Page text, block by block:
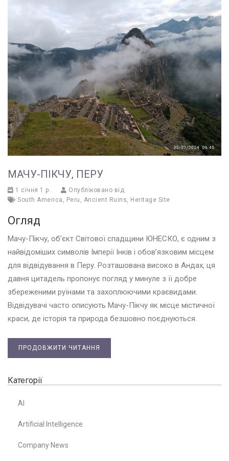
МАЧУ-ПІКЧУ, ПЕРУ
1 січня 1 р.
Опубліковано від
South America
Peru Ancient Ruins Heritage Site
Огляд
Мачу-Пікчу, об’єкт Світової спадщини ЮНЕСКО, є одним з
найвідоміших символів Імперії Інків і обов’язковим місцем
для відвідування в Перу. Розташована високо в Андах, ця
давня цитадель пропонує погляд у минуле з її добре
збереженими руїнами та захоплюючими краєвидами.
Відвідувачі часто описують Мачу-Пікчу як місце містичної
краси, де історія та природа безшовно поєднуються.
ПРОДОВЖИТИ ЧИТАННЯ
Категорії
AI
Artificial Intelligence
Company News